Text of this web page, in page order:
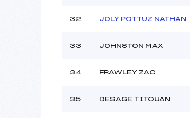
32 JOLY POTTUZ NATHAN
33 JOHNSTON MAX
34 FRAWLEY ZAC
35 DESAGE TITOUAN